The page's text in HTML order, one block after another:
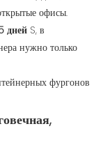
офисы.
дней S, в
нужно только